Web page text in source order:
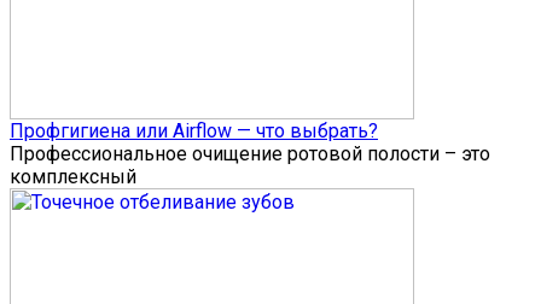
Профгигиена или Airflow — что выбрать?
Профессиональное очищение ротовой полости – это
комплексный